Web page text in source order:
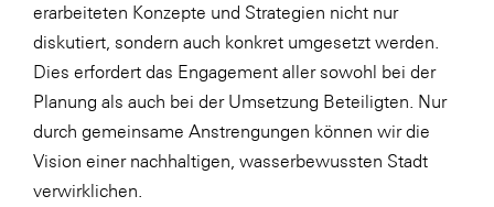
erarbeiteten Konzepte und Strategien nicht nur
diskutiert, sondern auch konkret umgesetzt werden.
Dies erfordert das Engagement aller sowohl bei der
Planung als auch bei der Umsetzung Beteiligten. Nur
durch gemeinsame Anstrengungen können wir die
Vision einer nachhaltigen, wasserbewussten Stadt
verwirklichen.